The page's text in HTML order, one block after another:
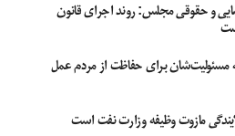
و حقوقی مجلس: روند اجرای قانون
مسئولیت‌شان برای حفاظت از مردم عمل
مازوت وظیفه وزارت نفت است